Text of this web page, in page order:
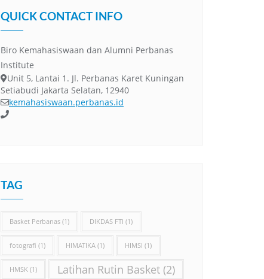
QUICK CONTACT INFO
Biro Kemahasiswaan dan Alumni Perbanas
Institute
Unit 5, Lantai 1. Jl. Perbanas Karet Kuningan
Setiabudi Jakarta Selatan, 12940
kemahasiswaan.perbanas.id
TAG
Basket Perbanas (1) DIKDAS FTI (1)
fotografi (1) HIMATIKA (1) HIMSI (1)
HMSK (1) Latihan Rutin Basket (2)